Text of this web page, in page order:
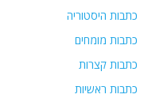
כתבות היסטוריה
כתבות מומחים
כתבות קצרות
כתבות ראשיות